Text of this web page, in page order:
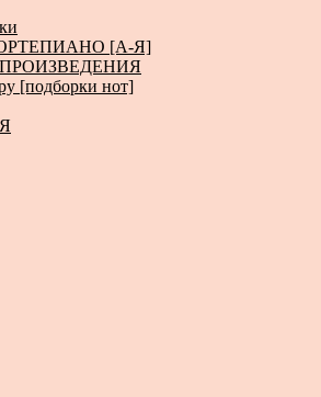
[А-Я]
[подборки нот]